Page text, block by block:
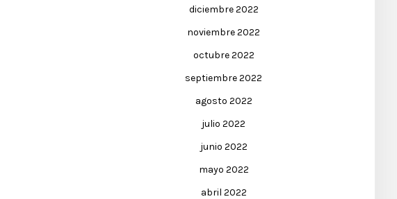
diciembre 2022
noviembre 2022
octubre 2022
septiembre 2022
agosto 2022
julio 2022
junio 2022
mayo 2022
abril 2022